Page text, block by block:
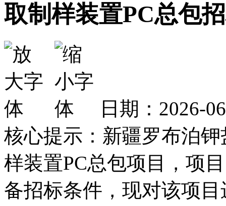
取制样装置PC总包
日期：2026-
核心提示：新疆罗布泊
样装置PC总包项目，项
备招标条件，现对该项